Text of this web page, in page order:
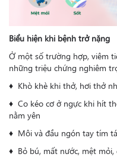
Biểu hiện khi bệnh trở nặng
Ở một số trường hợp, viêm
những triệu chứng nghiêm
♦ Khò khè khi thở, hơi thở
♦ Co kéo cơ ở ngực khi hít
nằm yên
♦ Môi và đầu ngón tay tím
♦ Bỏ bú, mất nước, mệt